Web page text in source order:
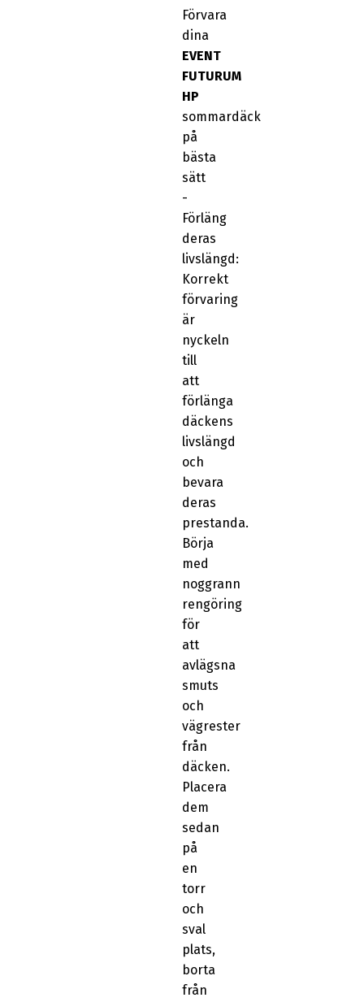
Förvara
dina
EVENT
FUTURUM
HP
sommardäck
på
bästa
sätt
-
Förläng
deras
livslängd:
Korrekt
förvaring
är
nyckeln
till
att
förlänga
däckens
livslängd
och
bevara
deras
prestanda.
Börja
med
noggrann
rengöring
för
att
avlägsna
smuts
och
vägrester
från
däcken.
Placera
dem
sedan
på
en
torr
och
sval
plats,
borta
från